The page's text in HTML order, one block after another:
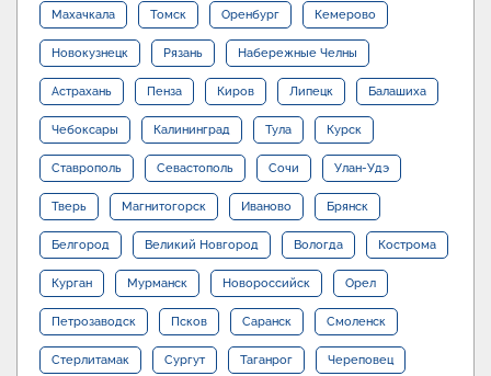
Махачкала Томск Оренбург Кемерово
Новокузнецк Рязань Набережные Челны
Астрахань Пенза Киров Липецк Балашиха
Чебоксары Калининград Тула Курск
Ставрополь Севастополь Сочи Улан-Удэ
Тверь Магнитогорск Иваново Брянск
Белгород Великий Новгород Вологда Кострома
Курган Мурманск Новороссийск Орел
Петрозаводск Псков Саранск Смоленск
Стерлитамак Сургут Таганрог Череповец